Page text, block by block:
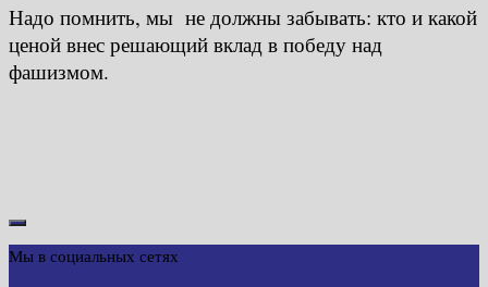
Надо помнить, мы не должны забывать: кто и какой
ценой внес решающий вклад в победу над
фашизмом.
Мы в социальных сетях